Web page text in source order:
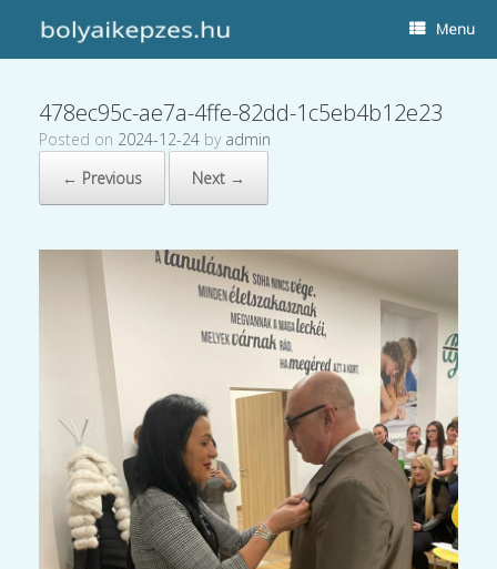
Menu
478ec95c-ae7a-4ffe-82dd-1c5eb4b12e23
Posted on 2024-12-24 by admin
← Previous
Next →